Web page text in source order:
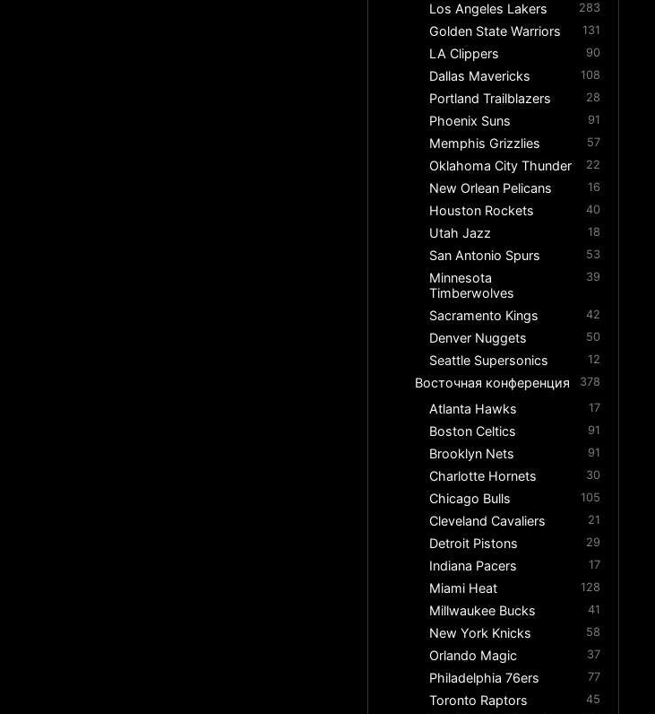
Los Angeles Lakers 283
Golden State Warriors 131
LA Clippers 90
Dallas Mavericks 108
Portland Trailblazers 28
Phoenix Suns 91
Memphis Grizzlies 57
Oklahoma City Thunder 22
New Orlean Pelicans 16
Houston Rockets 40
Utah Jazz 18
San Antonio Spurs 53
Minnesota
Timberwolves
39
Sacramento Kings 42
Denver Nuggets 50
Seattle Supersonics 12
Восточная конференция 378
Atlanta Hawks 17
Boston Celtics 91
Brooklyn Nets 91
Charlotte Hornets 30
Chicago Bulls 105
Cleveland Cavaliers 21
Detroit Pistons 29
Indiana Pacers 17
Miami Heat 128
Millwaukee Bucks 41
New York Knicks 58
Orlando Magic 37
Philadelphia 76ers 77
Toronto Raptors 45